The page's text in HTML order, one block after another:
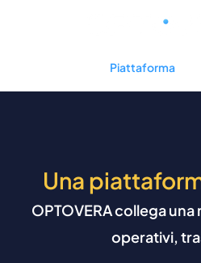
Piattaforma
Una
OPTOVERA collega
operativi,